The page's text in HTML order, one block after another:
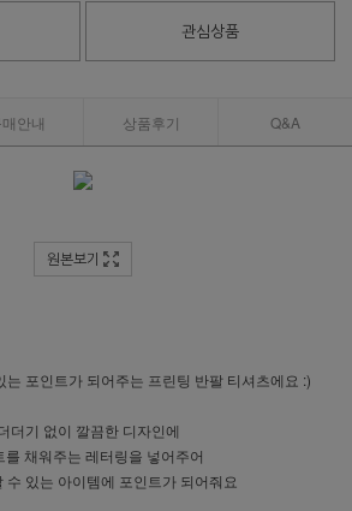
관심상품
안내 상품후기 Q&A
원본보기
는 포인트가 되어주는 프린팅 반팔 티셔츠에요 :)
더기 없이 깔끔한 디자인에
를 채워주는 레터링을 넣어주어
수 있는 아이템에 포인트가 되어줘요